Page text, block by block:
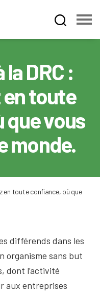
la DRC :
toute
que vous
monde.
en toute confiance, où que
différends dans les
organisme sans but
dont l’activité
aux entreprises